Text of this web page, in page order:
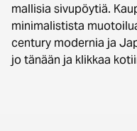
mallisia sivupöytiä.
minimalistista
century modernia ja
jo tänään ja klikkaa